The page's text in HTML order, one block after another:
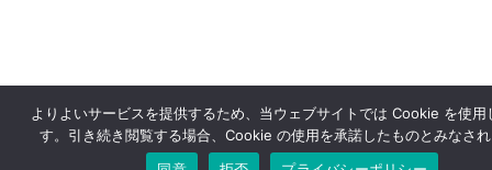
よりよいサービスを提供するため、当ウェブサイトでは Cookie を使用
す。引き続き閲覧する場合、Cookie の使用を承諾したものとみなさ